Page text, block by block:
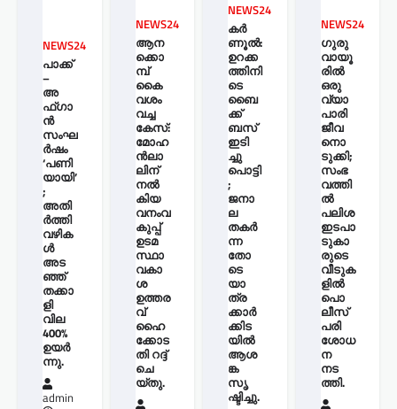
NEWS24
പാക്ക്
–
അ
ഫ്ഗാ
ൻ
സംഘ
ർഷം
‘പണി
യായി’
;
അതി
ർത്തി
വഴിക
ൾ
അട
ഞ്ഞ്
തക്കാ
ളി
വില
400%
ഉയർ
ന്നു.
admin
NEWS24
ആന
ക്കൊ
മ്പ്
കൈ
വശം
വച്ച
കേസ്:
മോഹ
ന്‍ലാ
ലിന്
നൽ
കിയ
വനംവ
കുപ്പ്
ഉടമ
സ്ഥാ
വകാ
ശ
ഉത്തര
വ്
ഹൈ
ക്കോട
തി റദ്ദ്
ചെ
യ്തു.
NEWS24
കർ
ണൂൽ:
ഉറക്ക
ത്തിനി
ടെ
ബൈ
ക്ക്
ബസ്
ഇടി
ച്ചു
പൊട്ടി
;
ജനാ
ല
തകർ
ന്ന
തോ
ടെ
യാ
ത്ര
ക്കാർ
ക്കിട
യിൽ
ആശ
ങ്ക
സൃ
ഷ്ടിച്ചു.
NEWS24
ഗുരു
വായൂ
രില്‍
ഒരു
വ്യാ
പാരി
ജീവ
നൊ
ടുക്കി;
സംഭ
വത്തി
ല്‍
പലിശ
ഇടപാ
ടുകാ
രുടെ
വീടുക
ളില്‍
പൊ
ലീസ്
പരി
ശോധ
ന
നട
ത്തി.